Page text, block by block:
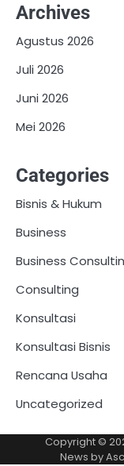
Archives
Agustus 2026
Juli 2026
Juni 2026
Mei 2026
Categories
Bisnis & Hukum
Business
Business
Consulting
Konsultasi
Konsultasi Bisnis
Rencana Usaha
Uncategorized
Copyright ©
News by